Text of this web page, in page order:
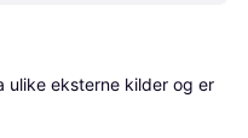
ulike eksterne kilder og er